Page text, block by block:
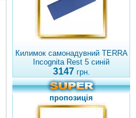
Килимок самонадувний TERRA
Incognita Rest 5 синій
3147 грн.
пропозиція